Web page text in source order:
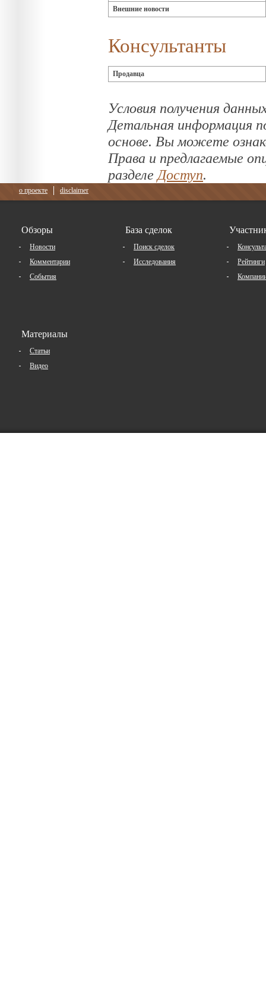
Внешние новости
Консультанты
Продавца
Условия получения
Детальная информация
основе. Вы можете
Права и предлагаемые
разделе Доступ.
о проекте disclaimer
Обзоры
Новости
Комментарии
События
База сделок
Поиск сделок
Исследования
Рейтинги
Материалы
Статьи
Видео